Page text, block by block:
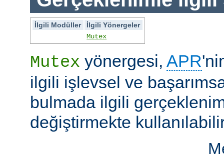
İlgili Modüller
İlgili Yönergeler
Mutex
Mutex yönergesi, APR
ilgili işlevsel ve
bulmada ilgili
değiştirmekte